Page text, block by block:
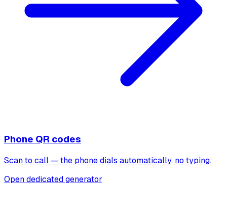
Phone QR codes
Scan to call — the phone dials automatically, no typing.
Open dedicated generator